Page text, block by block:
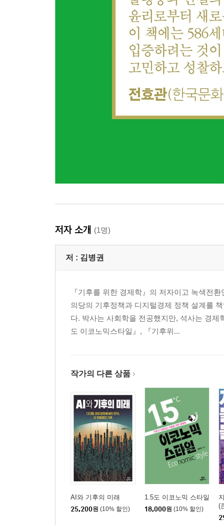
저자 소개 (1명)
저 : 김병권
『기후를 위한 경제학』의 저자이고 녹색전
의당의 기후정책과 디지털경제 정책 설계를
다. 박사는 사회학을 전공했지만, 석사는 경
도 이코노믹스타일』, 『기후위...
작가의 다른 상품
AI와 기후의 미래
25,200원 (10% 할인)
1.5도 이코노믹 스타일
18,000원 (10% 할인)
(